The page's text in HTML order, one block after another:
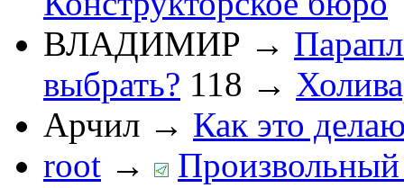
ВЛАДИМИР →
выбрать? 118 →
Арчил → Как это
root →